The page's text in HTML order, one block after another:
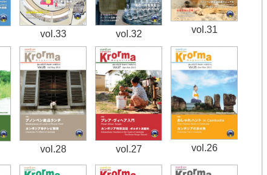
vol.33 vol.32 vol.31
vol.28 vol.27 vol.26